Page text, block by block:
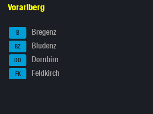
Vorarlberg
B Bregenz
BZ Bludenz
DO Dornbirn
FK Feldkirch